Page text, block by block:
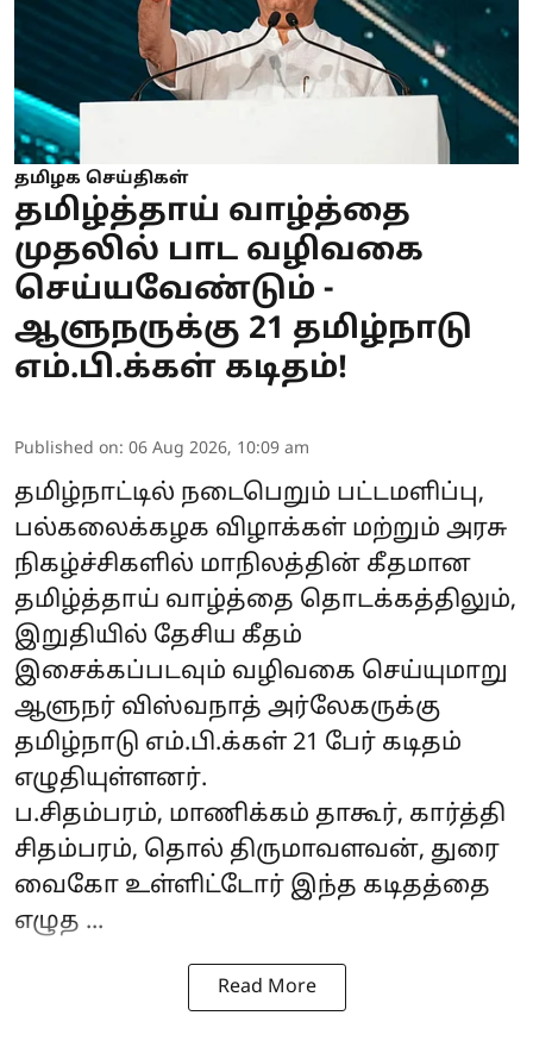
தமிழக செய்திகள்
தமிழ்த்தாய் வாழ்த்தை
முதலில் பாட வழிவகை
செய்யவேண்டும் -
ஆளுநருக்கு 21 தமிழ்நாடு
எம்.பி.க்கள் கடிதம்!
Published on: 06 Aug 2026, 10:09 am
தமிழ்நாட்டில் நடைபெறும் பட்டமளிப்பு,
பல்கலைக்கழக விழாக்கள் மற்றும் அரசு
நிகழ்ச்சிகளில் மாநிலத்தின் கீதமான
தமிழ்த்தாய் வாழ்த்தை தொடக்கத்திலும்,
இறுதியில் தேசிய கீதம்
இசைக்கப்படவும் வழிவகை செய்யுமாறு
ஆளுநர் விஸ்வநாத் அர்லேகருக்கு
தமிழ்நாடு எம்.பி.க்கள் 21 பேர் கடிதம்
எழுதியுள்ளனர்.
ப.சிதம்பரம், மாணிக்கம் தாகூர், கார்த்தி
சிதம்பரம், தொல் திருமாவளவன், துரை
வைகோ உள்ளிட்டோர் இந்த கடிதத்தை
எழுத ...
Read More